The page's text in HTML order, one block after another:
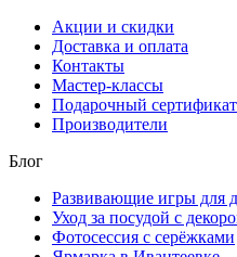
Акции и скидки
Доставка и оплата
Контакты
Мастер-классы
Подарочный сертификат
Производители
Блог
Развивающие игры для
Уход за посудой с
Фотосессия с серёжками